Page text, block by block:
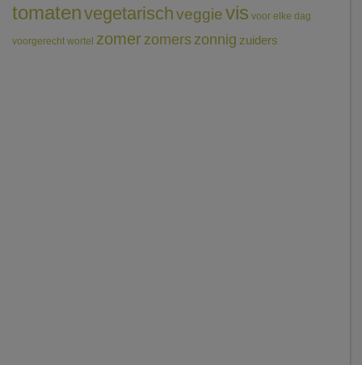
tomatenvegetarischveggievis voor elke dag
voorgerecht wortel zomerzomerszonnig zuiders